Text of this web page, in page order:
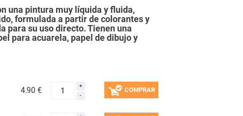
una pintura muy líquida y fluida,
formulada a partir de colorantes y
para su uso directo. Tienen una
para acuarela, papel de dibujo y
4.90 € COMPRAR